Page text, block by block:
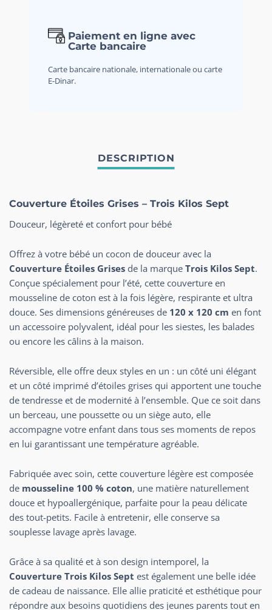
Paiement en ligne avec
Carte bancaire
Carte bancaire nationale, internationale ou carte
E-Dinar.
Couverture Étoiles Grises – Trois Kilos Sept
Douceur, légèreté et confort pour bébé
Offrez à votre bébé un cocon de douceur avec la
Couverture Étoiles Grises de la marque Trois Kilos Sept.
Conçue spécialement pour l’été, cette couverture en
mousseline de coton est à la fois légère, respirante et ultra
douce. Ses dimensions généreuses de 120 x 120 cm en font
un accessoire polyvalent, idéal pour les siestes, les balades
ou encore les câlins à la maison.
Réversible, elle offre deux styles en un : un côté uni élégant
et un côté imprimé d’étoiles grises qui apportent une touche
de tendresse et de modernité à l’ensemble. Que ce soit dans
un berceau, une poussette ou un siège auto, elle
accompagne votre enfant dans tous ses moments de repos
en lui garantissant une température agréable.
Fabriquée avec soin, cette couverture légère est composée
de mousseline 100 % coton, une matière naturellement
douce et hypoallergénique, parfaite pour la peau délicate
des tout-petits. Facile à entretenir, elle conserve sa
souplesse lavage après lavage.
Grâce à sa qualité et à son design intemporel, la
Couverture Trois Kilos Sept est également une belle idée
de cadeau de naissance. Elle allie praticité et esthétique pour
répondre aux besoins quotidiens des jeunes parents tout en